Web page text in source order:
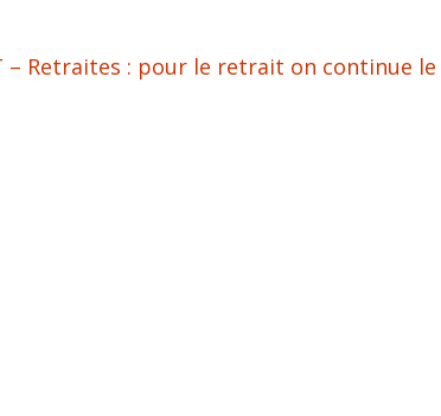
– Retraites : pour le retrait on continue le